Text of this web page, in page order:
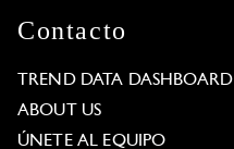
Contacto
TREND DATA DASHBOARD
ABOUT US
ÚNETE AL EQUIPO